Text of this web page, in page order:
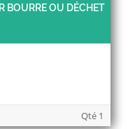
BOURRE OU DÉCHET
Qté 1